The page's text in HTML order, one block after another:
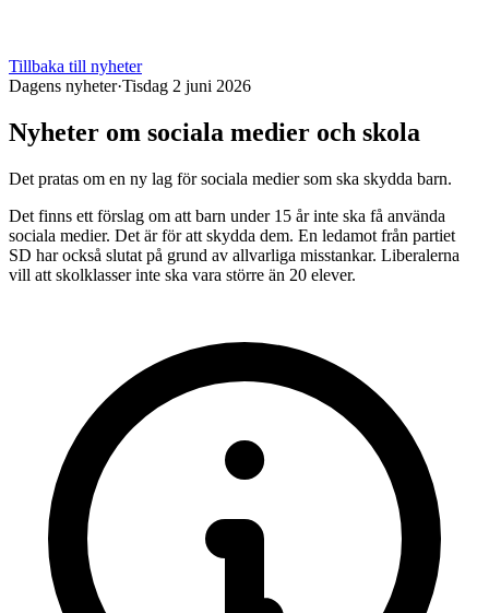
Tillbaka till nyheter
Dagens nyheter·Tisdag 2 juni 2026
Nyheter om sociala medier och skola
Det pratas om en ny lag för sociala medier som ska skydda barn.
Det finns ett förslag om att barn under 15 år inte ska få använda
sociala medier. Det är för att skydda dem. En ledamot från partiet
SD har också slutat på grund av allvarliga misstankar. Liberalerna
vill att skolklasser inte ska vara större än 20 elever.